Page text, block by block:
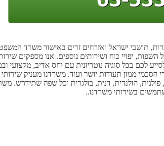
תושבי ישראל ואזרחים זרים באישור משרד
יפויי כוח ושירותים נוספים. אנו מספקים שירותי
בכל סוגיה נוטריונית עם יחס אדיב, מקצועי
ממון תעודות יושר ועוד. משרדנו מעניק
הולנדית, דנית, בולגרית וכל שפה שתידרש.
בשירותי משרדנו..